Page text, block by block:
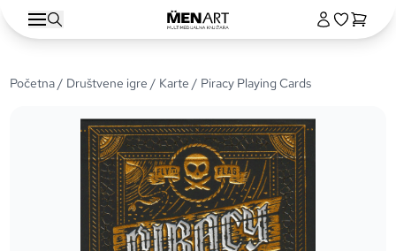
Početna/ Društvene igre / Karte / Piracy Playing Cards